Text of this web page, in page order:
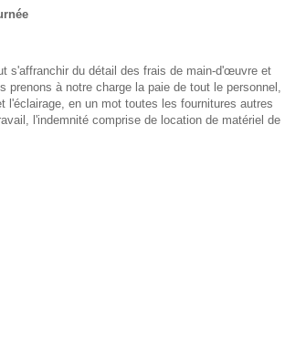
s'affranchir du détail des frais de main-d'œuvre et
à notre charge la paie de tout le personnel,
l'éclairage, en un mot toutes les fournitures autres
l'indemnité comprise de location de matériel de